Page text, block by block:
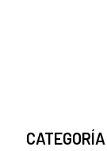
CATEGORÍA